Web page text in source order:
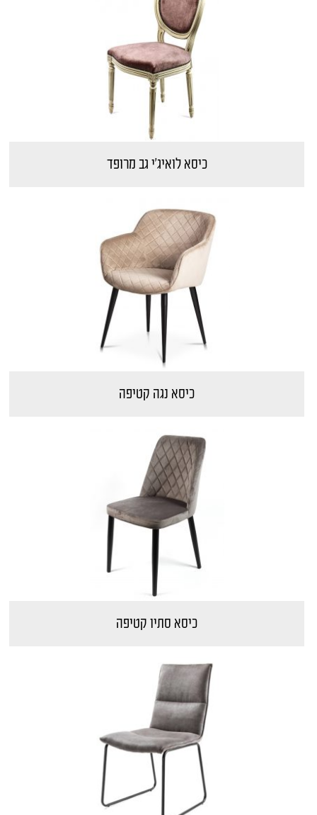
כיסא לואיג'י גב מרופד
כיסא נגה קטיפה
כיסא סתיו קטיפה